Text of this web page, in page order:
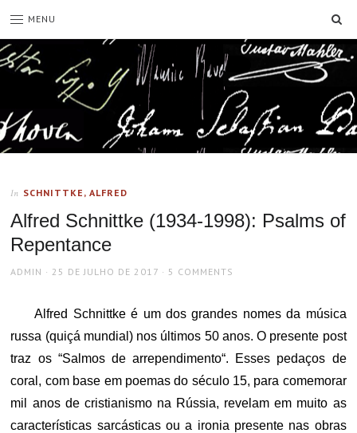
MENU
In SCHNITTKE, ALFRED
Alfred Schnittke (1934-1998): Psalms of
Repentance
AUTHOR
ADMIN
POSTED
25 DE JULHO DE 2017 5 COMMENTS
Alfred Schnittke é um dos grandes nomes da música
russa (quiçá mundial) nos últimos 50 anos. O presente post
traz os “Salmos de arrependimento“. Esses pedaços de
coral , com base em poemas do século 15, para comemorar
mil anos de cristianismo na Rússia, revelam em muito as
características sarcásticasou a ironia presentenas obras